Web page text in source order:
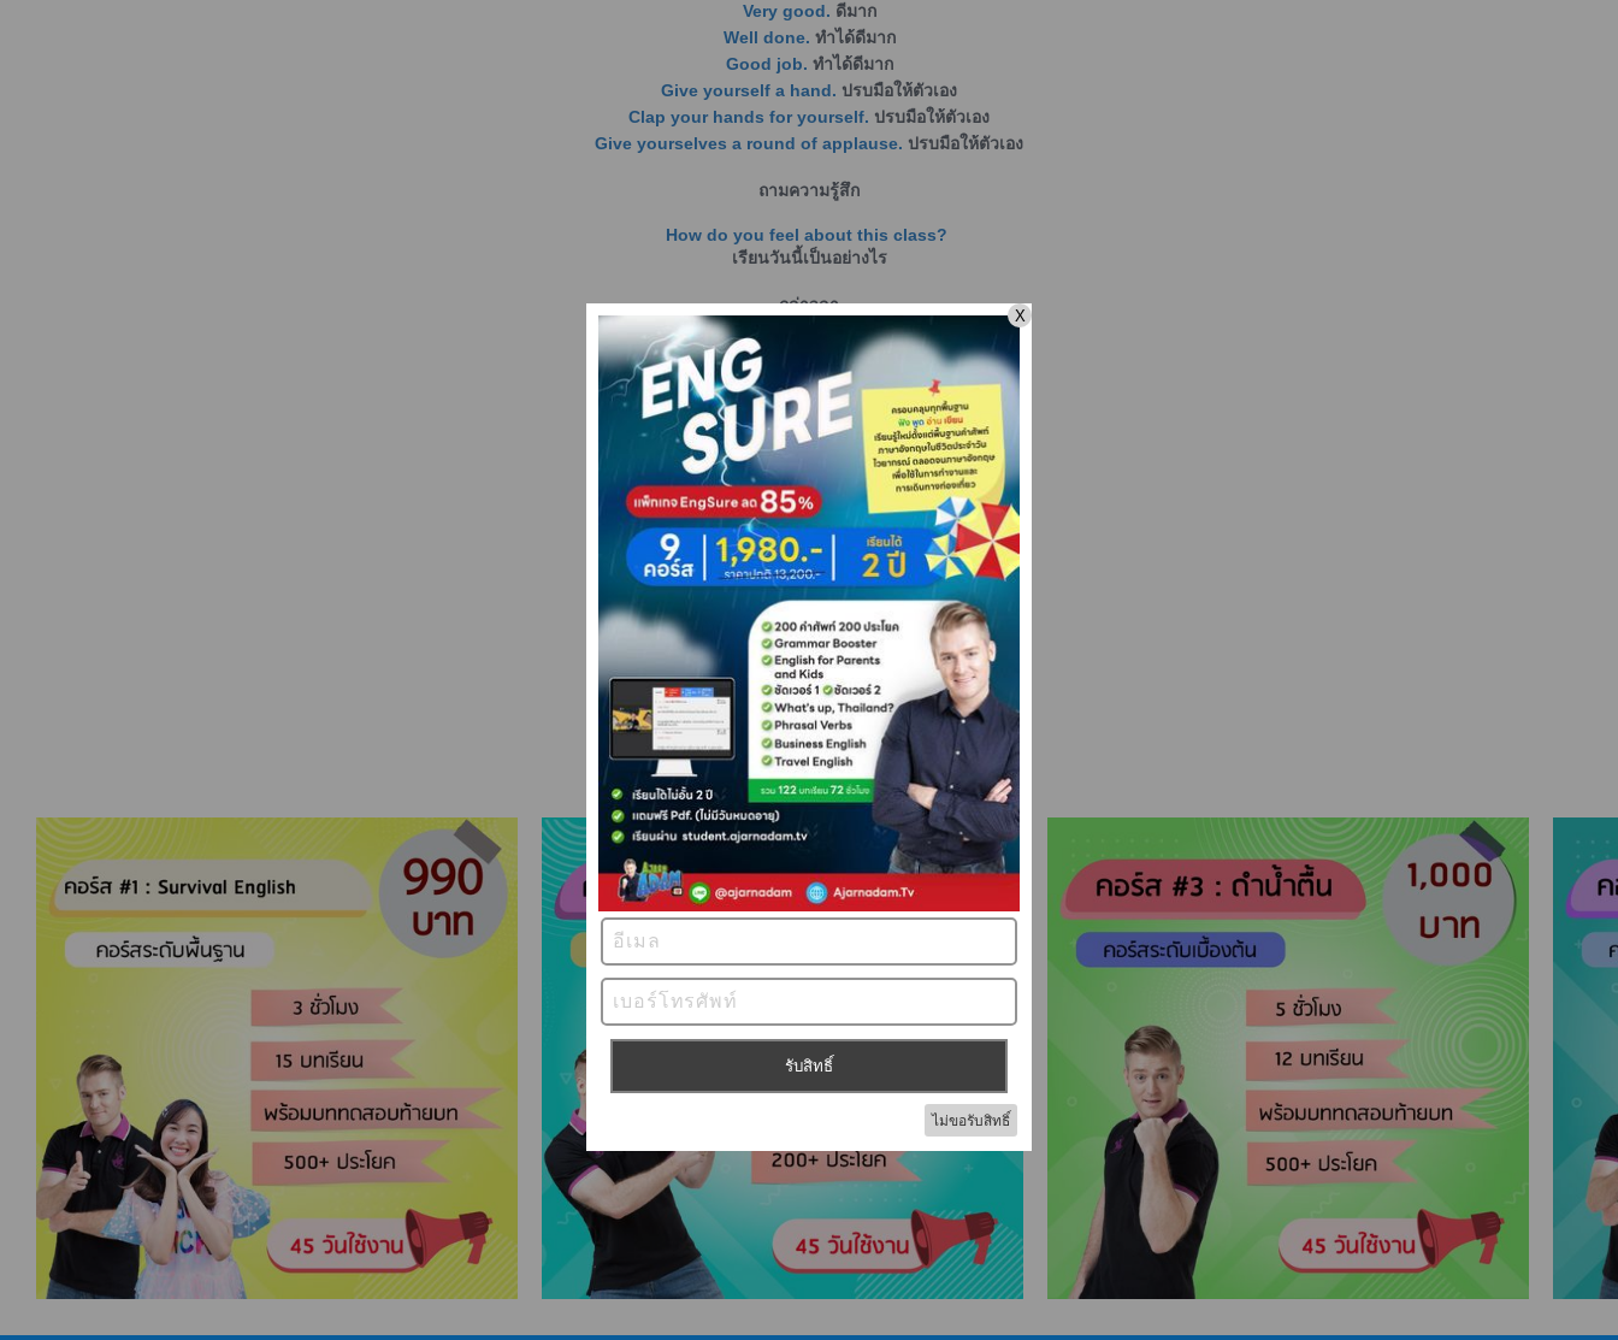
Very good. ดีมาก
Well done. ทำได้ดีมาก
Good job. ทำได้ดีมาก
Give yourself a hand. ปรบมือให้ตัวเอง
Clap your hands for yourself. ปรบมือให้ตัวเอง
Give yourselves a round of applause. ปรบมือให้ตัวเอง
ถามความรู้สึก
How do you feel about this class?
เรียนวันนี้เป็นอย่างไร
กล่าวลา
Hope to see you next time.
เจอกันใหม่คราวหน้า
I hope you enjoyed the class today.
หวังว่าคุณสนุกกับชั้นเรียนวันนี้
See you next time.
เจอกันคราวหน้า
Thanks, everybody. / Thank you everybody.
ขอบคุณทุกคน
คอร์สเดี่ยว